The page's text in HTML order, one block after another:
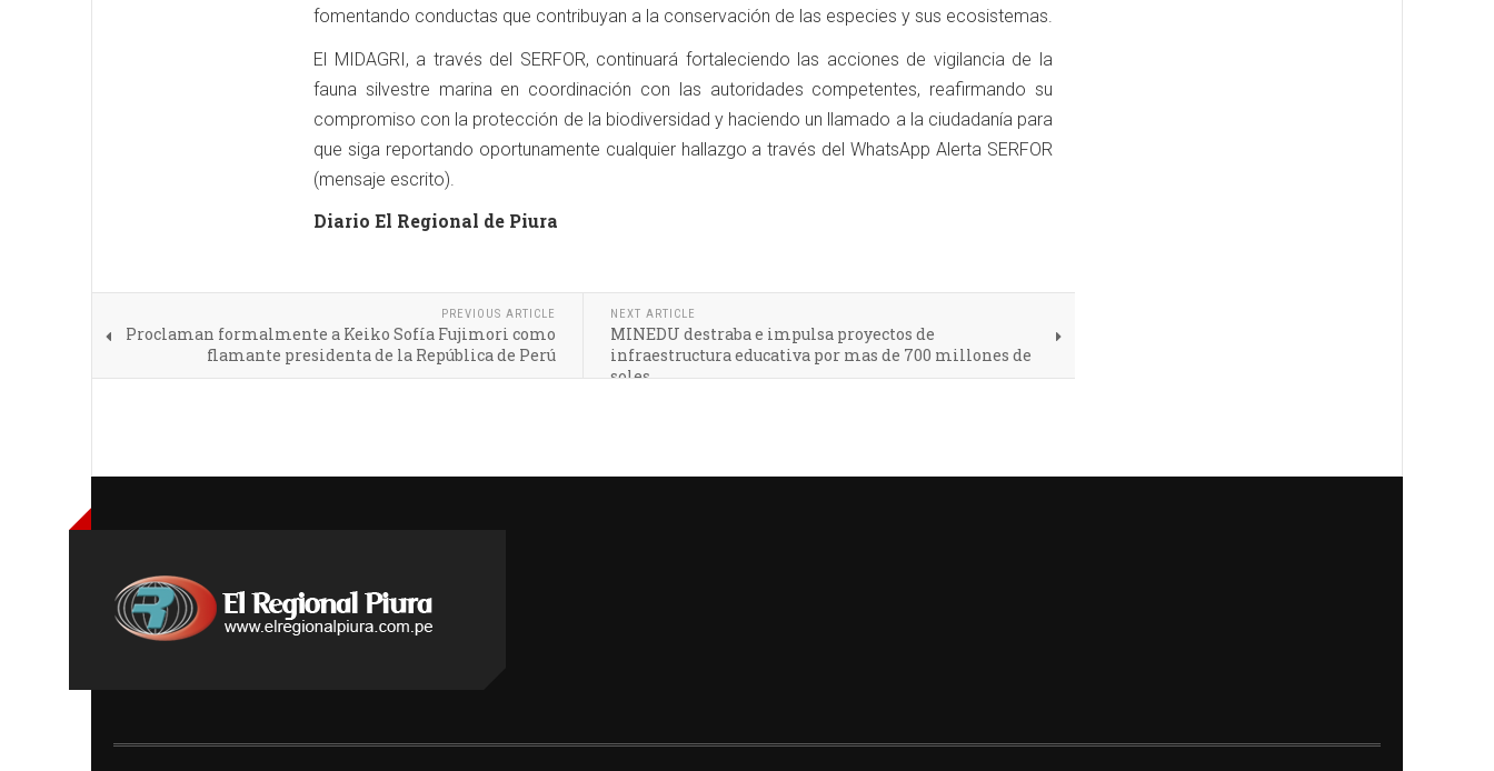
fomentando conductas que contribuyan a la conservación de las especies y sus ecosistemas.
El MIDAGRI, a través del SERFOR, continuará fortaleciendo las acciones de vigilancia de la
fauna silvestre marina en coordinación con las autoridades competentes, reafirmando su
compromiso con la protección de la biodiversidad y haciendo un llamado a la ciudadanía para
que siga reportando oportunamente cualquier hallazgo a través del WhatsApp Alerta SERFOR
(mensaje escrito).
Diario El Regional de Piura
PREVIOUS ARTICLE
Proclaman formalmente a Keiko Sofía Fujimori como
flamante presidenta de la República de Perú
NEXT ARTICLE
MINEDU destraba e impulsa proyectos de
infraestructura educativa por mas de 700 millones de
soles